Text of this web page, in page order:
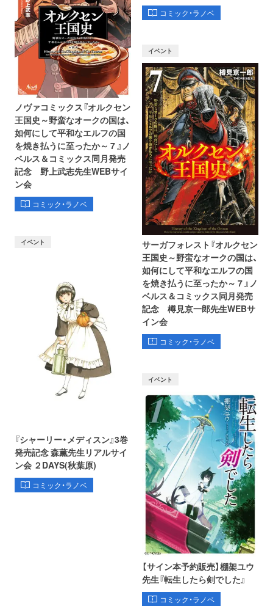
コミック・ラノベ
ノヴァコミックス『オルクセン
王国史～野蛮なオークの国は、
如何にして平和なエルフの国
を焼き払うに至ったか～ 7 』ノ
ベルス＆コミックス同月発売
記念 野上武志先生WEBサイ
ン会
コミック・ラノベ
イベント
サーガフォレスト『オルクセン
王国史～野蛮なオークの国は、
如何にして平和なエルフの国
を焼き払うに至ったか～ 7 』ノ
ベルス＆コミックス同月発売
記念 樽見京一郎先生WEBサ
イン会
コミック・ラノベ
イベント
『シャーリー・メディスン』3巻
発売記念 森薫先生リアルサイ
ン会 ２DAYS(秋葉原)
コミック・ラノベ
イベント
【サイン本予約販売】棚架ユウ
先生『転生したら剣でした』
コミック・ラノベ